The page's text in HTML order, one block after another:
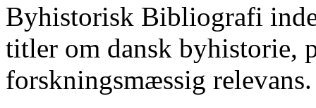
Byhistorisk Bibliografi
titler om dansk byhistorie,
forskningsmæssig relevans.